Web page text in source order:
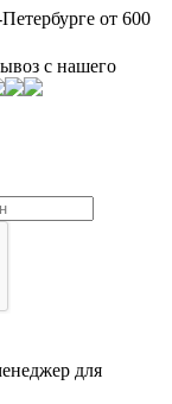
от 600
с нашего
для